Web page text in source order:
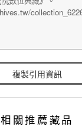
複製引用資訊
相關推薦藏品